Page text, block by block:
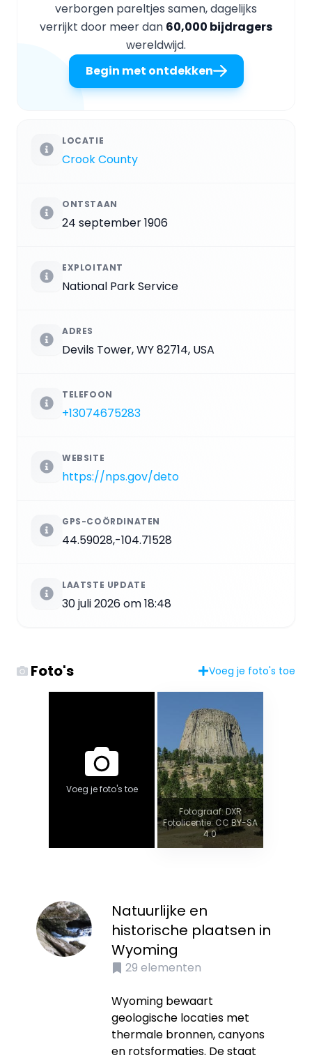
verborgen pareltjes samen, dagelijks
verrijkt door meer dan 60,000 bijdragers
wereldwijd.
Begin met ontdekken
LOCATIE
Crook County
ONTSTAAN
24 september 1906
EXPLOITANT
National Park Service
ADRES
Devils Tower, WY 82714, USA
TELEFOON
+13074675283
WEBSITE
https://nps.gov/deto
GPS-COÖRDINATEN
44.59028,-104.71528
LAATSTE UPDATE
30 juli 2026 om 18:48
Foto's Voeg je foto's toe
Voeg je foto's toe
Fotograaf: DXR
Fotolicentie: CC BY-SA
4.0
Natuurlijke en
historische plaatsen in
Wyoming
29 elementen
Wyoming bewaart
geologische locaties met
thermale bronnen, canyons
en rotsformaties. De staat